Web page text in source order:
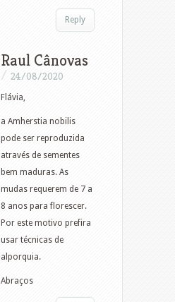
Reply
Raul Cânovas
/ 24/08/2020
Flávia,
a Amherstia nobilis
pode ser reproduzida
através de sementes
bem maduras. As
mudas requerem de 7 a
8 anos para florescer.
Por este motivo prefira
usar técnicas de
alporquia.
Abraços